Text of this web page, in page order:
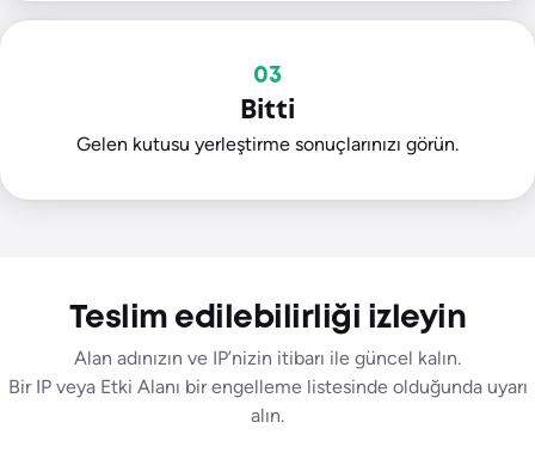
03
Bitti
Gelen kutusu yerleştirme sonuçlarınızı görün.
Teslim edilebilirliği izleyin
Alan adınızın ve IP’nizin itibarı ile güncel kalın.
Bir IP veya Etki Alanı bir engelleme listesinde olduğunda uyarı
alın.